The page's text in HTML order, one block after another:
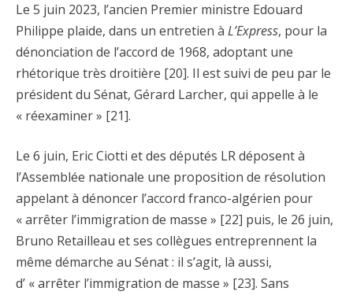
Le 5 juin 2023, l’ancien Premier ministre Edouard
Philippe plaide, dans un entretien à L’Express, pour la
dénonciation de l’accord de 1968, adoptant une
rhétorique très droitière [20]. Il est suivi de peu par le
président du Sénat, Gérard Larcher, qui appelle à le
« réexaminer » [21].
Le 6 juin, Eric Ciotti et des députés LR déposent à
l’Assemblée nationale une proposition de résolution
appelant à dénoncer l’accord franco-algérien pour
« arrêter l’immigration de masse » [22] puis, le 26 juin,
Bruno Retailleau et ses collègues entreprennent la
même démarche au Sénat : il s’agit, là aussi,
d’ « arrêter l’immigration de masse » [23]. Sans